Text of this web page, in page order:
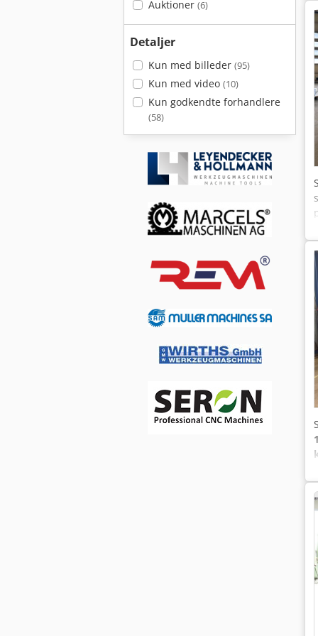
Auktioner (6)
Detaljer
Kun med billeder (95)
Kun med video (10)
Kun godkendte forhandlere
(58)